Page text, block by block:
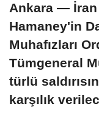
Ankara —
Hamaney'in
Muhafızları
Tümgeneral
türlü
karşılık